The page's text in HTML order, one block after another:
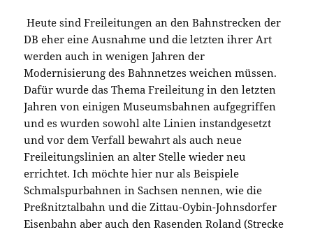
Heute sind Freileitungen an den Bahnstrecken der
DB eher eine Ausnahme und die letzten ihrer Art
werden auch in wenigen Jahren der
Modernisierung des Bahnnetzes weichen müssen.
Dafür wurde das Thema Freileitung in den letzten
Jahren von einigen Museumsbahnen aufgegriffen
und es wurden sowohl alte Linien instandgesetzt
und vor dem Verfall bewahrt als auch neue
Freileitungslinien an alter Stelle wieder neu
errichtet. Ich möchte hier nur als Beispiele
Schmalspurbahnen in Sachsen nennen, wie die
Preßnitztalbahn und die Zittau-Oybin-Johnsdorfer
Eisenbahn aber auch den Rasenden Roland (Strecke